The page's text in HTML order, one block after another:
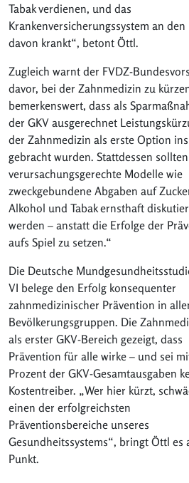
Tabak verdienen, und das
Krankenversicherungssystem an den
davon krankt“, betont Öttl.
Zugleich warnt der FVDZ-
davor, bei der Zahnmedizin zu
bemerkenswert, dass als
der GKV ausgerechnet
der Zahnmedizin als erste Option
gebracht wurden. Stattdessen sollten
verursachungsgerechte Modelle wie
zweckgebundene Abgaben auf
Alkohol und Tabak ernsthaft
werden – anstatt die Erfolge der
aufs Spiel zu setzen.“
Die Deutsche
VI belege den Erfolg konsequenter
zahnmedizinischer Prävention in
Bevölkerungsgruppen. Die
als erster GKV-Bereich gezeigt, dass
Prävention für alle wirke – und sei
Prozent der GKV-Gesamtausgaben
Kostentreiber. „Wer hier kürzt,
einen der erfolgreichsten
Präventionsbereiche unseres
Gesundheitssystems“, bringt Öttl es
Punkt.